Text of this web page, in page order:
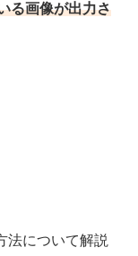
る画像が出力さ
法について解説